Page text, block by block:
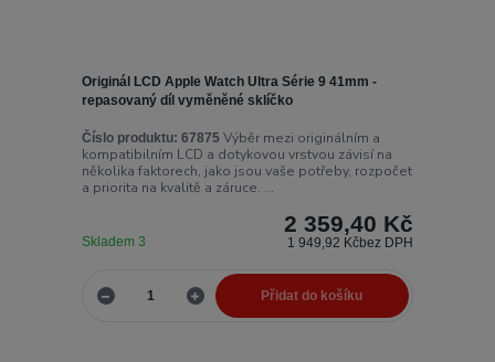
Originál LCD Apple Watch Ultra Série 9 41mm -
repasovaný díl vyměněné sklíčko
Číslo produktu: 67875 Výběr mezi originálním a
kompatibilním LCD a dotykovou vrstvou závisí na
několika faktorech, jako jsou vaše potřeby, rozpočet
a priorita na kvalitě a záruce. ...
2 359,40 Kč
1 949,92 Kčbez DPH
Skladem 3
Přidat do košíku